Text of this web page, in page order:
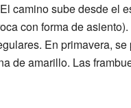
camino sube desde el
con forma de
En primavera,
de amarillo. Las